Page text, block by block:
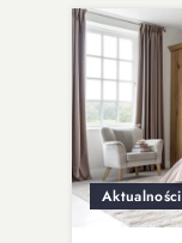
Aktualności